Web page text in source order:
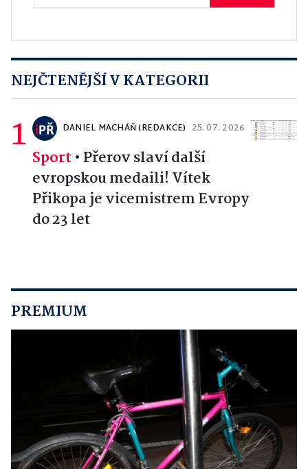
NEJČTENĚJŠÍ V KATEGORII
1 DANIEL MACHÁŇ (REDAKCE) 25. 07. 2026
Sport • Přerov slaví další
evropskou medaili! Vítek
Přikopa je vicemistrem Evropy
do 23 let
PREMIUM